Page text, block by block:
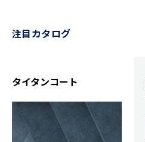
注目カタログ
タイタンコート